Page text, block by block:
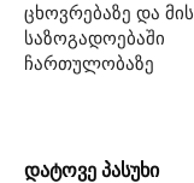
ცხოვრებაზე და მის
საზოგადოებაში
ჩართულობაზე
დატოვე პასუხი